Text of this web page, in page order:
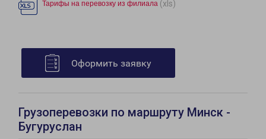
Тарифы на перевозку из филиала (xls)
Оформить заявку
Грузоперевозки по маршруту Минск -
Бугуруслан